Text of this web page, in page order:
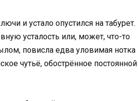
и устало опустился на табурет.
усталость или, может, что-то
повисла едва уловимая нотка
чутьё, обострённое постоянной